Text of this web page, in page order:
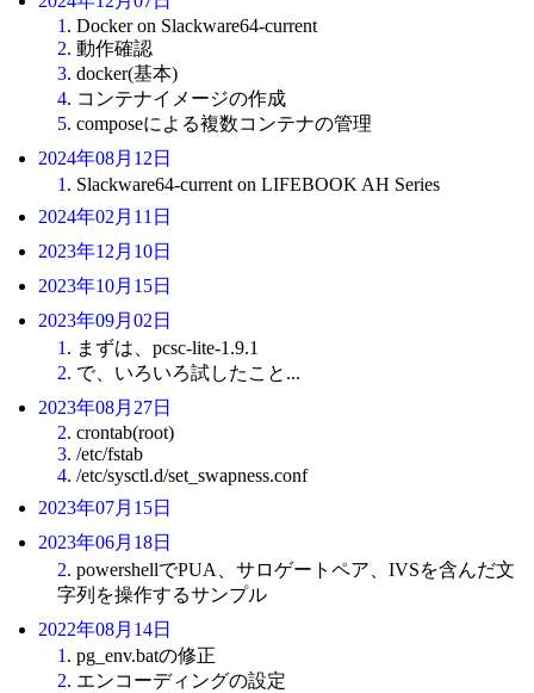
1 . Docker on Slackware64-current
2. 動作確認
3. docker(基本)
4. コンテナイメージの作成
5. composeによる複数コンテナの管理
2024年08月12日
1 . Slackware64-current on LIFEBOOK AH Series
2024年02月11日
2023年12月10日
2023年10月15日
2023年09月02日
1 . まずは、pcsc-lite-1.9.1
2. で、いろいろ試したこと...
2023年08月27日
2. crontab(root)
3. /etc/fstab
4. /etc/sysctl.d/set_swapness.conf
2023年07月15日
2023年06月18日
2. powershellでPUA、サロゲートペア、IVSを含んだ文
字列を操作するサンプル
2022年08月14日
1 . pg_env.batの修正
2. エンコーディングの設定